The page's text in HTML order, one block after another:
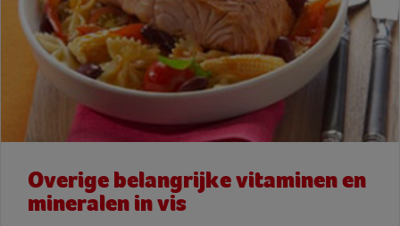
Overige belangrijke vitaminen en
mineralen in vis